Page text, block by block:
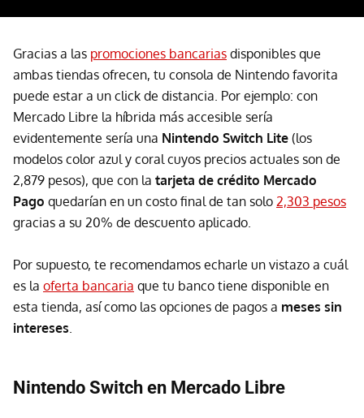
Gracias a las promociones bancarias disponibles que
ambas tiendas ofrecen, tu consola de Nintendo favorita
puede estar a un click de distancia. Por ejemplo: con
Mercado Libre la híbrida más accesible sería
evidentemente sería una Nintendo Switch Lite (los
modelos color azul y coral cuyos precios actuales son de
2,879 pesos), que con la tarjeta de crédito Mercado
Pago quedarían en un costo final de tan solo 2,303 pesos
gracias a su 20% de descuento aplicado.
Por supuesto, te recomendamos echarle un vistazo a cuál
es la oferta bancaria que tu banco tiene disponible en
esta tienda, así como las opciones de pagos a meses sin
intereses.
Nintendo Switch en Mercado Libre